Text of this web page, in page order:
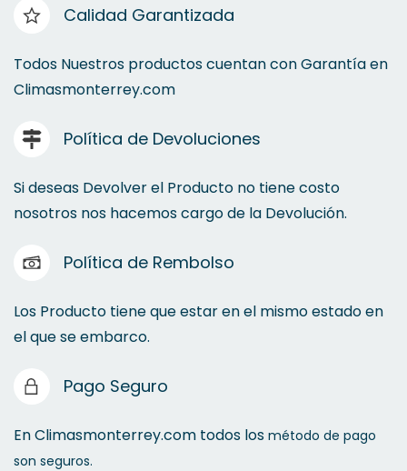
Calidad Garantizada
Todos Nuestros productos cuentan con Garantía en
Climasmonterrey.com
Política de Devoluciones
Si deseas Devolver el Producto no tiene costo
nosotros nos hacemos cargo de la Devolución.
Política de Rembolso
Los Producto tiene que estar en el mismo estado en
el que se embarco.
Pago Seguro
En Climasmonterrey.com todos los método de pago
son seguros.